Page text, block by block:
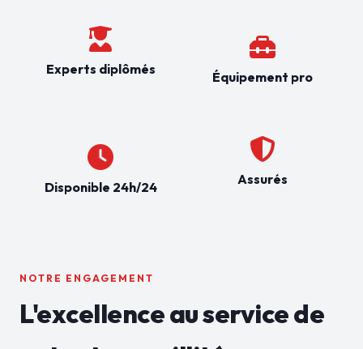
Experts diplômés
Disponible 24h/24
Équipement pro
Assurés
NOTRE ENGAGEMENT
L'excellence au service de